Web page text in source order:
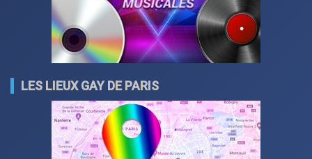
LES LIEUX GAY DE PARIS